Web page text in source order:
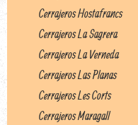
Cerrajeros Hostafrancs
Cerrajeros La Sagrera
Cerrajeros La Verneda
Cerrajeros Las Planas
Cerrajeros Les Corts
Cerrajeros Maragall